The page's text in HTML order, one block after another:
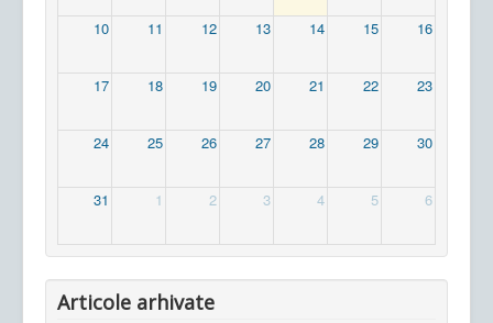
10 11 12 13 14 15 16
17 18 19 20 21 22 23
24 25 26 27 28 29 30
31 1 2 3 4 5 6
Articole arhivate